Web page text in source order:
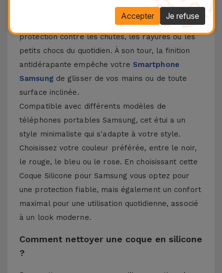
par sa légèreté et sa flexibilité. Fabriqué à partir
de matériaux de haute qualité, vous aurez une
protection contre les chutes, les rayures ou les
petits chocs du quotidien. À son tour, la finition
antidérapante empêche votre Smartphone
Samsungde glisser de vos mains ou de toute
surface inclinée.
Compatible avec différents modèles de
téléphones portables Samsung, cet étui a un
style minimaliste qui s'adapte à votre style.
Choisissez votre couleur préférée, entre le noir,
le rouge, le bleu ou le rose. En choisissant cette
Coque Silicone pour Samsung vous optez pour
une protection fiable, mais également un confort
maximal pour une utilisation quotidienne, associé
à un look moderne.
Comment nettoyer une coque en silicone
?
Je refuse
Accepter